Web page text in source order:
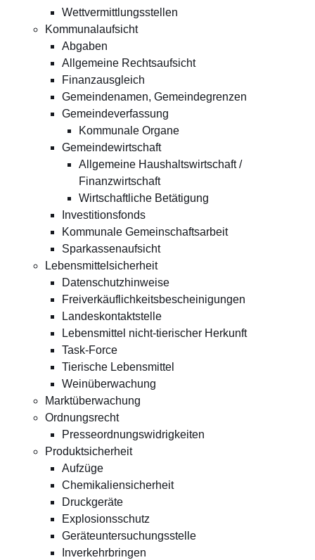
Wettvermittlungsstellen
Kommunalaufsicht
Abgaben
Allgemeine Rechtsaufsicht
Finanzausgleich
Gemeindenamen, Gemeindegrenzen
Gemeindeverfassung
Kommunale Organe
Gemeindewirtschaft
Allgemeine Haushaltswirtschaft /
Finanzwirtschaft
Wirtschaftliche Betätigung
Investitionsfonds
Kommunale Gemeinschaftsarbeit
Sparkassenaufsicht
Lebensmittelsicherheit
Datenschutzhinweise
Freiverkäuflichkeitsbescheinigungen
Landeskontaktstelle
Lebensmittel nicht-tierischer Herkunft
Task-Force
Tierische Lebensmittel
Weinüberwachung
Marktüberwachung
Ordnungsrecht
Presseordnungswidrigkeiten
Produktsicherheit
Aufzüge
Chemikaliensicherheit
Druckgeräte
Explosionsschutz
Geräteuntersuchungsstelle
Inverkehrbringen